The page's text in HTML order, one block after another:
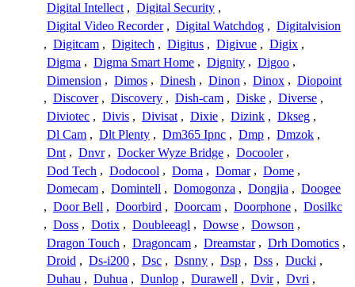
Digital Intellect , Digital Security ,
Digital Video Recorder , Digital Watchdog , Digitalvision
, Digitcam , Digitech , Digitus , Digivue , Digix ,
Digma , Digma Smart Home , Dignity , Digoo ,
Dimension , Dimos , Dinesh , Dinon , Dinox , Diopoint
, Discover , Discovery , Dish-cam , Diske , Diverse ,
Diviotec , Divis , Divisat , Dixie , Dizink , Dkseg ,
Dl Cam , Dlt Plenty , Dm365 Ipnc , Dmp , Dmzok ,
Dnt , Dnvr , Docker Wyze Bridge , Docooler ,
Dod Tech , Dodocool , Doma , Domar , Dome ,
Domecam , Domintell , Domogonza , Dongjia , Doogee
, Door Bell , Doorbird , Doorcam , Doorphone , Dosilkc
, Doss , Dotix , Doubleeagl , Dowse , Dowson ,
Dragon Touch , Dragoncam , Dreamstar , Drh Domotics ,
Droid , Ds-i200 , Dsc , Dsnny , Dsp , Dss , Ducki ,
Duhau , Duhua , Dunlop , Durawell , Dvir , Dvri ,